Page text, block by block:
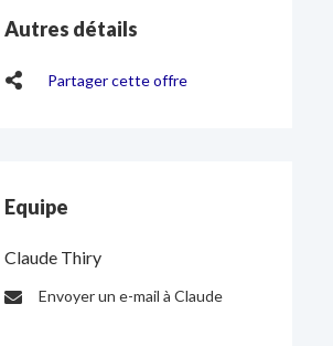
Autres détails
Partager cette offre
Equipe
Claude Thiry
Envoyer un e-mail à Claude